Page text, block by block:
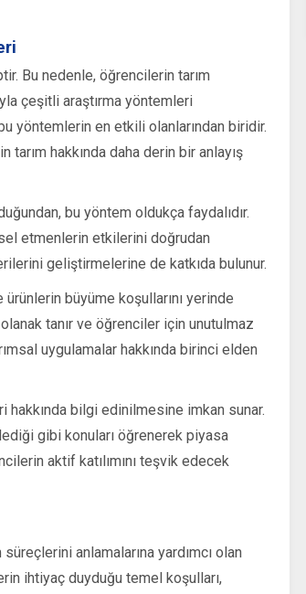
Bu nedenle, öğrencilerin tarım
çeşitli araştırma yöntemleri
yöntemlerin en etkili olanlarından biridir.
hakkında daha derin bir anlayış
bu yöntem oldukça faydalıdır.
etmenlerin etkilerini doğrudan
geliştirmelerine de katkıda bulunur.
büyüme koşullarını yerinde
tanır ve öğrenciler için unutulmaz
uygulamalar hakkında birinci elden
bilgi edinilmesine imkan sunar.
gibi konuları öğrenerek piyasa
aktif katılımını teşvik edecek
anlamalarına yardımcı olan
ihtiyaç duyduğu temel koşulları,